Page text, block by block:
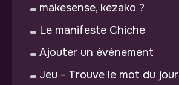
makesense, kezako ?
Le manifeste Chiche
Ajouter un événement
Jeu - Trouve le mot du jour